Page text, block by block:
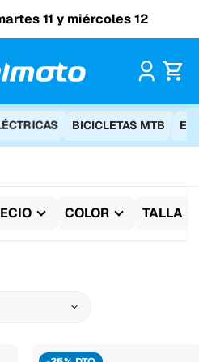
11 y miércoles 12
BICICLETAS MTB
COLOR TALLA